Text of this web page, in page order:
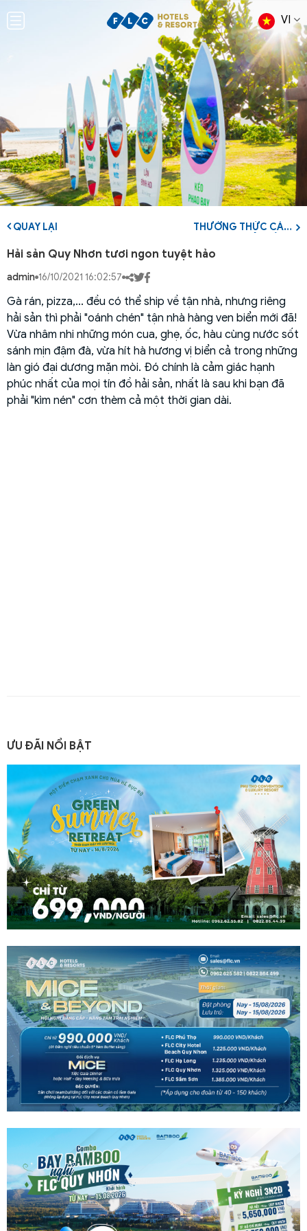
VI
QUAY LẠI
THƯỞNG THỨC CẢ
TIỆC
Hải sản Quy Nhơn tươi ngon tuyệt hảo
admin 16/10/2021 16:02:57
Gà rán, pizza,... đều có thể ship về tận nhà, nhưng riêng
hải sản thì phải "oánh chén" tận nhà hàng ven biển mới đã!
Vừa nhâm nhi những món cua, ghẹ, ốc, hàu cùng nước sốt
sánh mịn đậm đà, vừa hít hà hương vị biển cả trong những
làn gió đại dương mặn mòi. Đó chính là cảm giác hạnh
phúc nhất của mọi tín đồ hải sản, nhất là sau khi bạn đã
phải "kìm nén" cơn thèm cả một thời gian dài.
ƯU ĐÃI NỔI BẬT